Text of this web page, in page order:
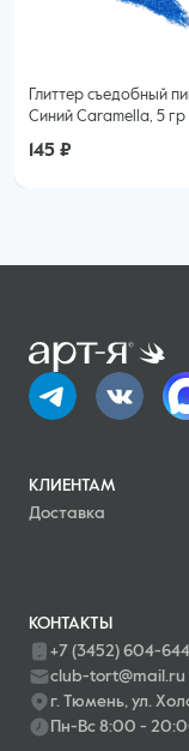
Глиттер съедобный
Синий Caramella, 5 гр
145 ₽
КЛИЕНТАМ
Доставка
КОНТАКТЫ
+7 (3452) 604-644
club-tort@mail.ru
г. Тюмень, ул.
Пн-Вс 8:00 -